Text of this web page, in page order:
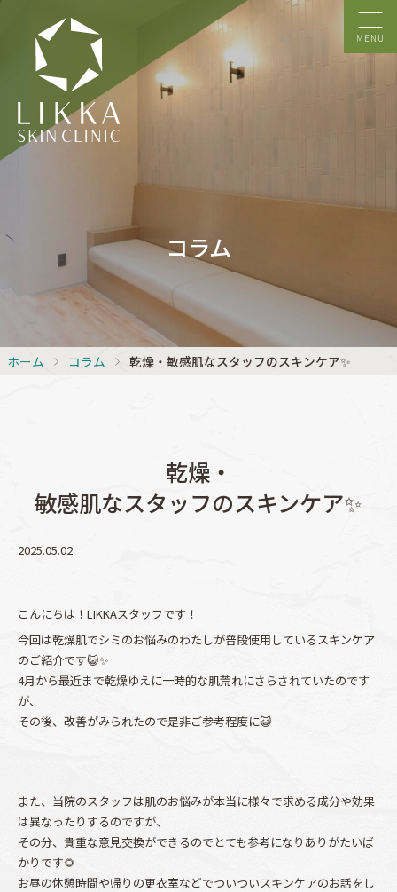
MENU
コラム
ホーム コラム 乾燥・敏感肌なスタッフのスキンケア✨
乾燥・
敏感肌なスタッフのスキンケア✨
2025.05.02
こんにちは！LIKKAスタッフです！
今回は乾燥肌でシミのお悩みのわたしが普段使用しているスキンケア
のご紹介です😺✨
4月から最近まで乾燥ゆえに一時的な肌荒れにさらされていたのです
が、
その後、改善がみられたので是非ご参考程度に😺
また、当院のスタッフは肌のお悩みが本当に様々で求める成分や効果
は異なったりするのですが、
その分、貴重な意見交換ができるのでとても参考になりありがたいば
かりです🌻
お昼の休憩時間や帰りの更衣室などでついついスキンケアのお話をし